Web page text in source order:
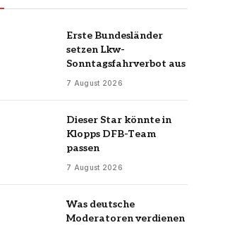
Erste Bundesländer
setzen Lkw-
Sonntagsfahrverbot aus
7 August 2026
Dieser Star könnte in
Klopps DFB-Team
passen
7 August 2026
Was deutsche
Moderatoren verdienen